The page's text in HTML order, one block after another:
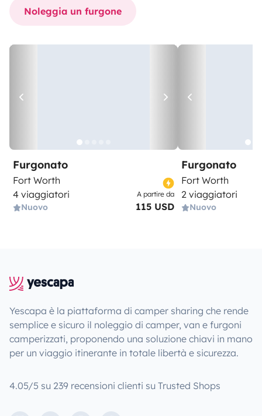
Noleggia un furgone
Furgonato
Fort Worth
4 viaggiatori
Nuovo
A partire da
115 USD
Furgonato
Fort Worth
2 viaggiatori
Nuovo
Yescapa è la piattaforma di camper sharing che rende
semplice e sicuro il noleggio di camper, van e furgoni
camperizzati, proponendo una soluzione chiavi in mano
per un viaggio itinerante in totale libertà e sicurezza.
4.05/5 su 239 recensioni clienti su Trusted Shops